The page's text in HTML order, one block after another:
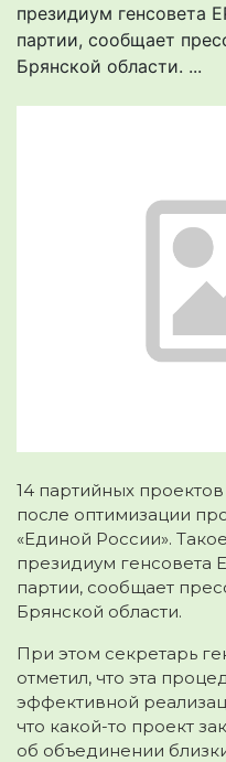
президиум генсовета
партии, сообщает
Брянской области. ...
14 партийных
после оптимизации
«Единой России».
президиум генсовета
партии, сообщает
Брянской области.
При этом секретарь
отметил, что эта
эффективной
что какой-то проект
об объединении